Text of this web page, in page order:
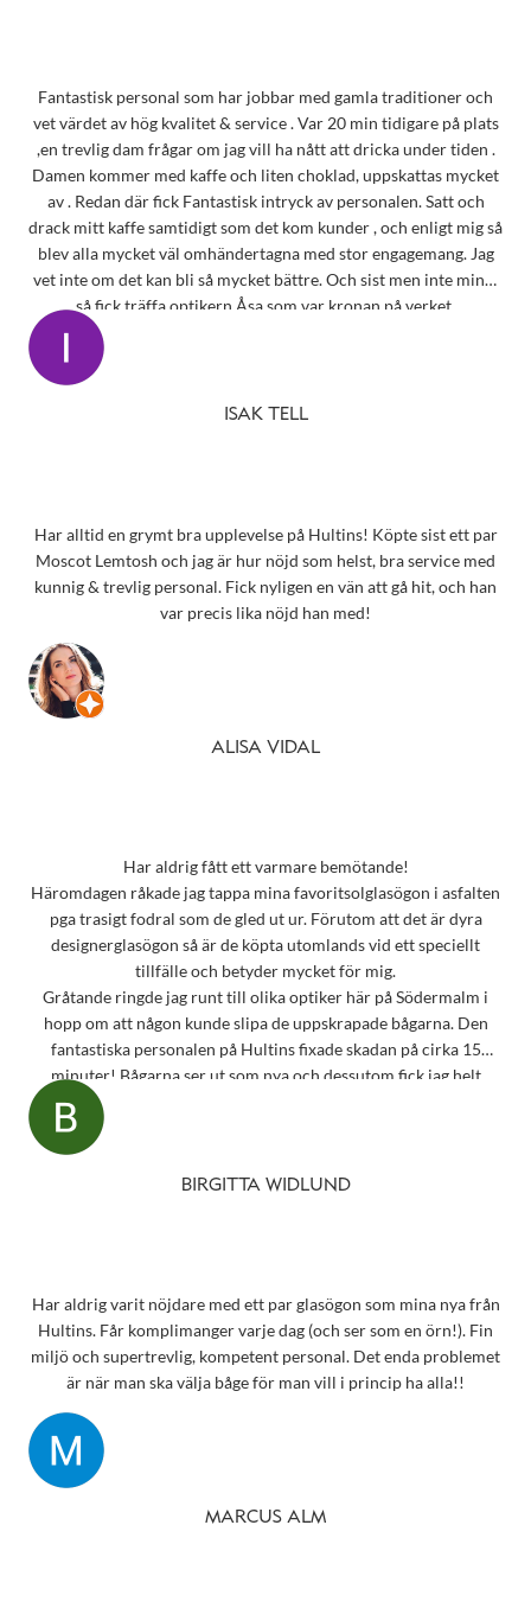
Fantastisk personal som har jobbar med gamla traditioner och
vet värdet av hög kvalitet & service . Var 20 min tidigare på plats
,en trevlig dam frågar om jag vill ha nått att dricka under tiden .
Damen kommer med kaffe och liten choklad, uppskattas mycket
av . Redan där fick Fantastisk intryck av personalen. Satt och
drack mitt kaffe samtidigt som det kom kunder , och enligt mig så
blev alla mycket väl omhändertagna med stor engagemang. Jag
vet inte om det kan bli så mycket bättre. Och sist men inte minst
så fick träffa optikern Åsa som var kronan på verket.
ISAK TELL
Har alltid en grymt bra upplevelse på Hultins! Köpte sist ett par
Moscot Lemtosh och jag är hur nöjd som helst, bra service med
kunnig & trevlig personal. Fick nyligen en vän att gå hit, och han
var precis lika nöjd han med!
ALISA VIDAL
Har aldrig fått ett varmare bemötande!
Häromdagen råkade jag tappa mina favoritsolglasögon i asfalten
pga trasigt fodral som de gled ut ur. Förutom att det är dyra
designerglasögon så är de köpta utomlands vid ett speciellt
tillfälle och betyder mycket för mig.
Gråtande ringde jag runt till olika optiker här på Södermalm i
hopp om att någon kunde slipa de uppskrapade bågarna. Den
fantastiska personalen på Hultins fixade skadan på cirka 15
minuter! Bågarna ser ut som nya och dessutom fick jag helt
oväntat en underbar gåva – ett sprillans nytt fodral från samma
märke som mina solglasögon! Vilken fantastisk service! Kommer
Snart behöver jag boka tid för en synundersökning och jag vet
BIRGITTA WIDLUND
Har aldrig varit nöjdare med ett par glasögon som mina nya från
Hultins. Får komplimanger varje dag (och ser som en örn!). Fin
miljö och supertrevlig, kompetent personal. Det enda problemet
är när man ska välja båge för man vill i princip ha alla!!
MARCUS ALM